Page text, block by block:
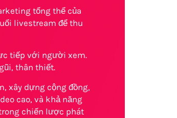
tổng thể của
livestream để thu
tiếp với người xem.
thân thiết.
xây dựng cộng đồng,
cao, và khả năng
chiến lược phát